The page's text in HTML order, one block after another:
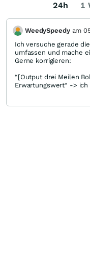
24h 1
WeedySpeedy am
Ich versuche gerade
umfassen und mache
Gerne korrigieren:
“[Output drei Meilen
Erwartungswert“ -> ich